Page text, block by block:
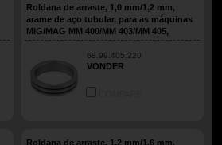
Roldana de arraste, 1,0 mm/1,2 mm,
arame de aço tubular, para as máquinas
MIG/MAG MM 400/MM 403/MM 405,
VONDER
68.99.405.220
VONDER
Roldana de arraste, 1,2 mm/1,6 mm,